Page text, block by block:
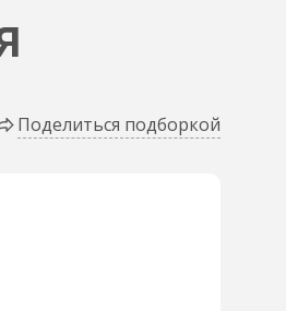
Поделиться подборкой